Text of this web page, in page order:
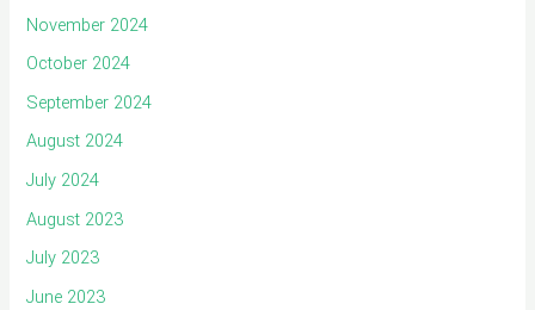
November 2024
October 2024
September 2024
August 2024
July 2024
August 2023
July 2023
June 2023